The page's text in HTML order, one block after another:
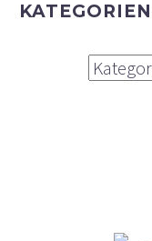
KATEGORIEN
Kategorien